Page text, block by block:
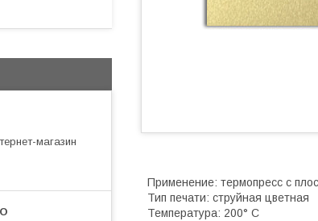
Применение: термопресс с
Тип печати: струйная цветная
Температура: 200° С
магазин